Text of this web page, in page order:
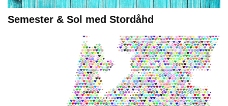
Semester & Sol med Stordåhd